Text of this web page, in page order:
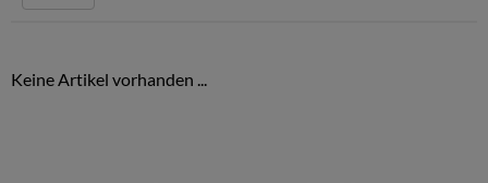
Keine Artikel vorhanden ...